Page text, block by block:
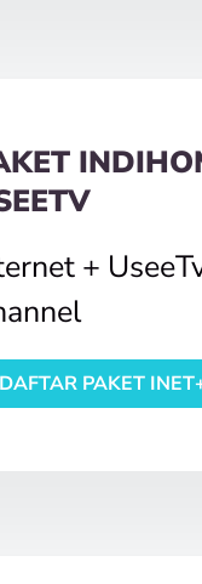
+
DAFTAR PAKET